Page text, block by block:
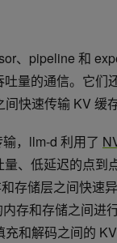
、pipeline 和
量的通信。它们
间快速传输 KV 缓存
，llm-d 利用了
、低延迟的点到
存储层之间快速
存和存储之间进
和解码之间的 KV